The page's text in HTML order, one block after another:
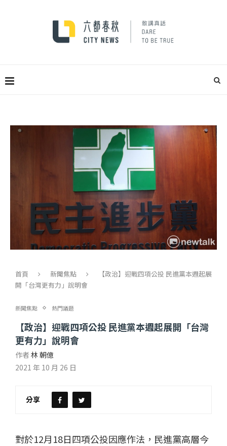
首頁 新聞焦點
【政治】迎戰四項公投 民進黨本週起展
開「台灣更有力」說明會
新聞焦點 熱門議題
【政治】迎戰四項公投 民進黨本週起展開「台灣
更有力」說明會
作者 林 朝億
2021 年 10 月 26 日
分享
對於12月18日四項公投因應作法，民進黨高層今